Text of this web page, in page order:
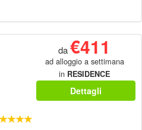
da€411
ad alloggio a settimana
in RESIDENCE
Dettagli